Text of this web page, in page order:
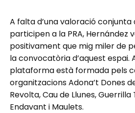
A falta d’una valoració conjunta
participen a la PRA, Hernández
positivament que mig miler de
la convocatòria d’aquest espai.
plataforma està formada pels
organitzacions Adona’t Dones
Revolta, Cau de Llunes, Guerrilla
Endavant i Maulets.